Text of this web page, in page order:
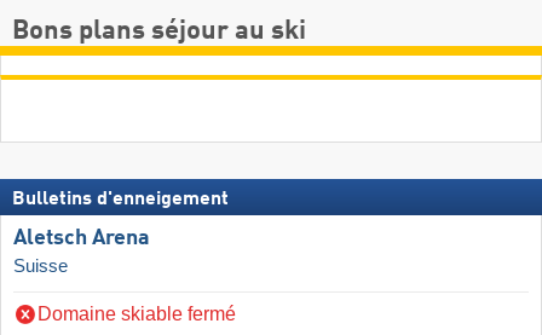
Bons plans séjour au ski
Bulletins d'enneigement
Aletsch Arena
Suisse
Domaine skiable fermé